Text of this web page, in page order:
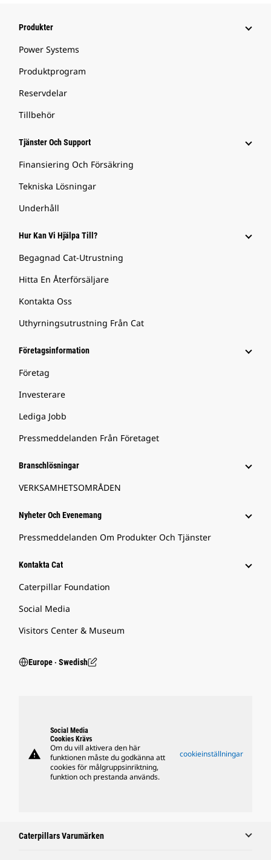
Produkter
Power Systems
Produktprogram
Reservdelar
Tillbehör
Tjänster Och Support
Finansiering Och Försäkring
Tekniska Lösningar
Underhåll
Hur Kan Vi Hjälpa Till?
Begagnad Cat-Utrustning
Hitta En Återförsäljare
Kontakta Oss
Uthyrningsutrustning Från Cat
Företagsinformation
Företag
Investerare
Lediga Jobb
Pressmeddelanden Från Företaget
Branschlösningar
VERKSAMHETSOMRÅDEN
Nyheter Och Evenemang
Pressmeddelanden Om Produkter Och Tjänster
Kontakta Cat
Caterpillar Foundation
Social Media
Visitors Center & Museum
Europe ‧ Swedish
warning
Social Media
Cookies Krävs
Om du vill aktivera den här
funktionen måste du godkänna att
cookies för målgruppsinriktning,
funktion och prestanda används.
cookieinställningar
Caterpillars Varumärken